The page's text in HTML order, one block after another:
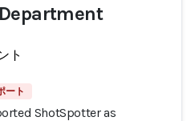
ト
ート
ShotSpotter as